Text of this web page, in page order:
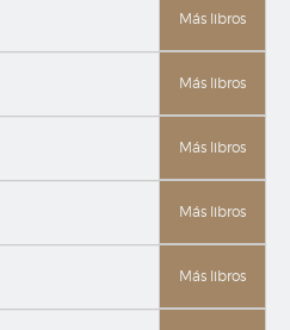
Más libros
Más libros
Más libros
Más libros
Más libros